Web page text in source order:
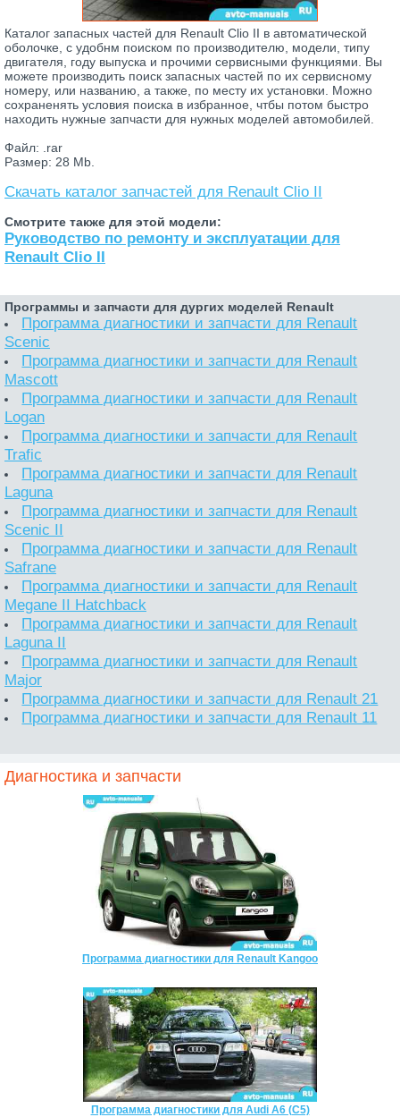
Каталог запасных частей для Renault Clio II в автоматической
оболочке, с удобнм поиском по производителю, модели, типу
двигателя, году выпуска и прочими сервисными функциями. Вы
можете производить поиск запасных частей по их сервисному
номеру, или названию, а также, по месту их установки. Можно
сохраненять условия поиска в избранное, чтбы потом быстро
находить нужные запчасти для нужных моделей автомобилей.
Файл: .rar
Размер: 28 Mb.
Скачать каталог запчастей для Renault Clio II
Смотрите также для этой модели:
Руководство по ремонту и эксплуатации для
Renault Clio II
Программы и запчасти для дургих моделей Renault
Программа диагностики и запчасти для Renault
Scenic
Программа диагностики и запчасти для Renault
Mascott
Программа диагностики и запчасти для Renault
Logan
Программа диагностики и запчасти для Renault
Trafic
Программа диагностики и запчасти для Renault
Laguna
Программа диагностики и запчасти для Renault
Scenic II
Программа диагностики и запчасти для Renault
Safrane
Программа диагностики и запчасти для Renault
Megane II Hatchback
Программа диагностики и запчасти для Renault
Laguna II
Программа диагностики и запчасти для Renault
Major
Программа диагностики и запчасти для Renault 21
Программа диагностики и запчасти для Renault 11
Диагностика и запчасти
Программа диагностики для Renault Kangoo
Программа диагностики для Audi A6 (C5)